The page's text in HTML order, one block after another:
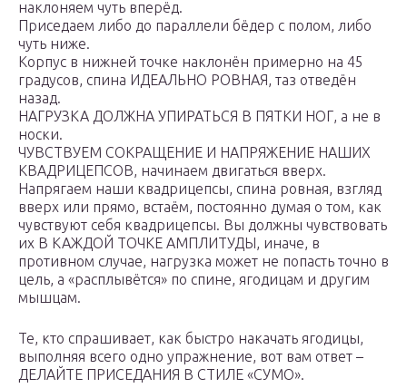
наклоняем чуть вперёд.
Приседаем либо до параллели бёдер с полом, либо
чуть ниже.
Корпус в нижней точке наклонён примерно на 45
градусов, спина ИДЕАЛЬНО РОВНАЯ, таз отведён
назад.
НАГРУЗКА ДОЛЖНА УПИРАТЬСЯ В ПЯТКИ НОГ, а не в
носки.
ЧУВСТВУЕМ СОКРАЩЕНИЕ И НАПРЯЖЕНИЕ НАШИХ
КВАДРИЦЕПСОВ, начинаем двигаться вверх.
Напрягаем наши квадрицепсы, спина ровная, взгляд
вверх или прямо, встаём, постоянно думая о том, как
чувствуют себя квадрицепсы. Вы должны чувствовать
их В КАЖДОЙ ТОЧКЕ АМПЛИТУДЫ, иначе, в
противном случае, нагрузка может не попасть точно в
цель, а «расплывётся» по спине, ягодицам и другим
мышцам.
Те, кто спрашивает, как быстро накачать ягодицы,
выполняя всего одно упражнение, вот вам ответ –
ДЕЛАЙТЕ ПРИСЕДАНИЯ В СТИЛЕ «СУМО».